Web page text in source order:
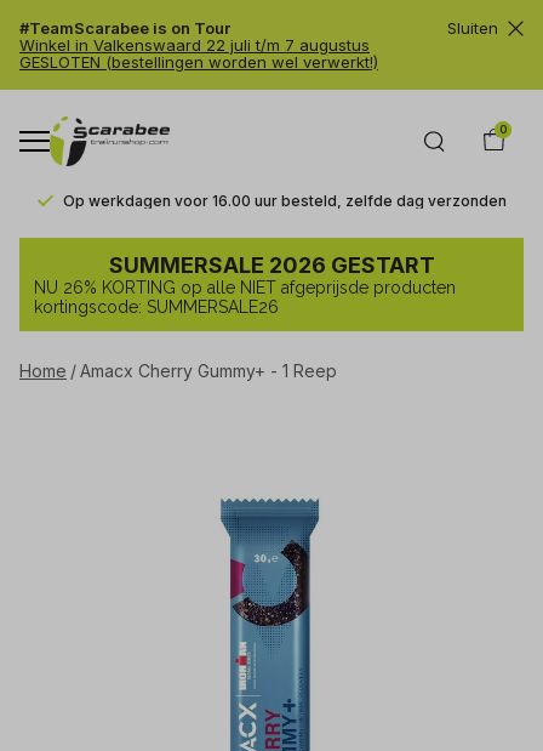
#TeamScarabee is on Tour
Winkel in Valkenswaard 22 juli t/m 7 augustus
GESLOTEN (bestellingen worden wel verwerkt!)
Sluiten
0
Op werkdagen voor 16.00 uur besteld, zelfde dag verzonden
Amacx
Cherry
Gummy+
SUMMERSALE 2026 GESTART
NU 26% KORTING op alle NIET afgeprijsde producten
kortingscode: SUMMERSALE26
Home Amacx Cherry Gummy+ - 1 Reep